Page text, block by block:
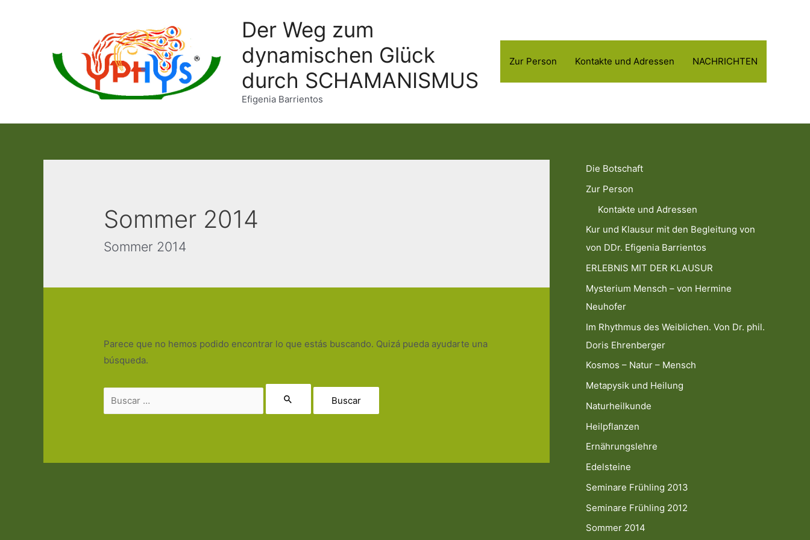
Der Weg zum
dynamischen Glück
durch SCHAMANISMUS
Efigenia Barrientos
Zur Person Kontakte und Adressen NACHRICHTEN
Sommer 2014
Sommer 2014
Parece que no hemos podido encontrar lo que estás buscando. Quizá pueda ayudarte una
búsqueda.
Buscar
Die Botschaft
Zur Person
Kontakte und Adressen
Kur und Klausur mit den Begleitung von
von DDr. Efigenia Barrientos
ERLEBNIS MIT DER KLAUSUR
Mysterium Mensch – von Hermine
Neuhofer
Im Rhythmus des Weiblichen. Von Dr. phil.
Doris Ehrenberger
Kosmos – Natur – Mensch
Metapysik und Heilung
Naturheilkunde
Heilpflanzen
Ernährungslehre
Edelsteine
Seminare Frühling 2013
Seminare Frühling 2012
Sommer 2014